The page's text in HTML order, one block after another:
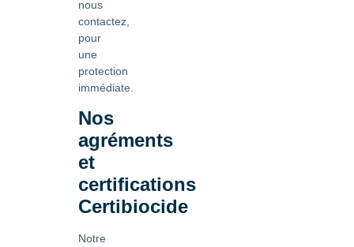
nous
contactez,
pour
une
protection
immédiate.
Nos
agréments
et
certifications
Certibiocide
Notre